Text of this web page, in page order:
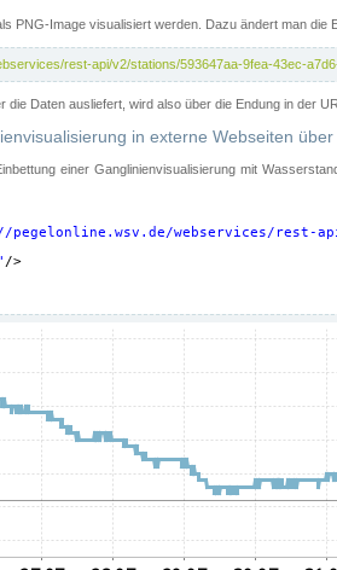
PNG-Image visualisiert werden. Dazu ändert man die
rest-api/v2/stations/593647aa-9fea-43ec-
die Daten ausliefert, wird also über die Endung in der
in externe Webseiten
einer Ganglinienvisualisierung mit
webservices/rest-api/
/>